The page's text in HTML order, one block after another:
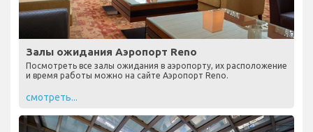
Залы ожидания Аэропорт Reno
Посмотреть все залы ожидания в аэропорту, их расположение
и время работы можно на сайте Аэропорт Reno.
смотреть...